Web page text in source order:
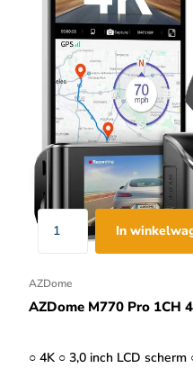
In
AZDome
AZDome M770 Pro 1CH
○ 4K ○ 3,0 inch LCD